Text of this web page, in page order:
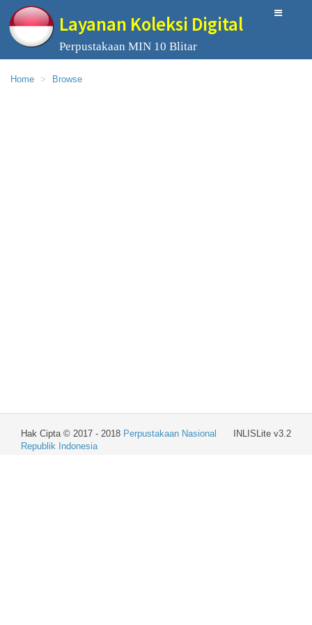
Layanan Koleksi Digital
Perpustakaan MIN 10 Blitar
Home Browse
INLISLite v3.2
Hak Cipta © 2017 - 2018 Perpustakaan Nasional
Republik Indonesia